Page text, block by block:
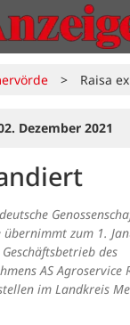
> Raisa
Dezember 2021
übernimmt zum 1.
des
AS Agroservice
im Landkreis